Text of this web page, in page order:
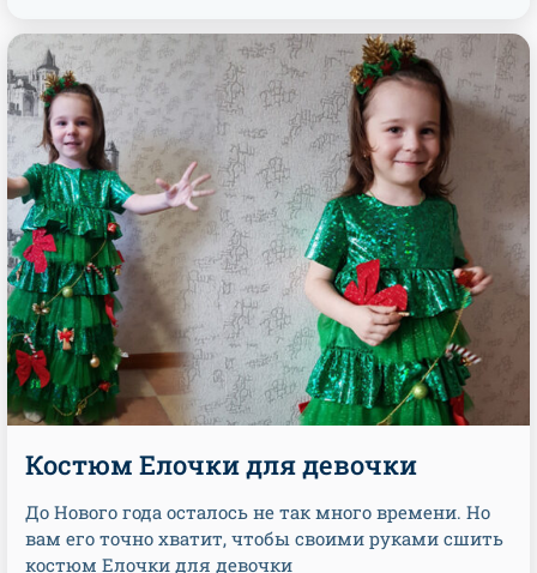
Костюм Елочки для девочки
До Нового года осталось не так много времени. Но
вам его точно хватит, чтобы своими руками сшить
костюм Елочки для девочки